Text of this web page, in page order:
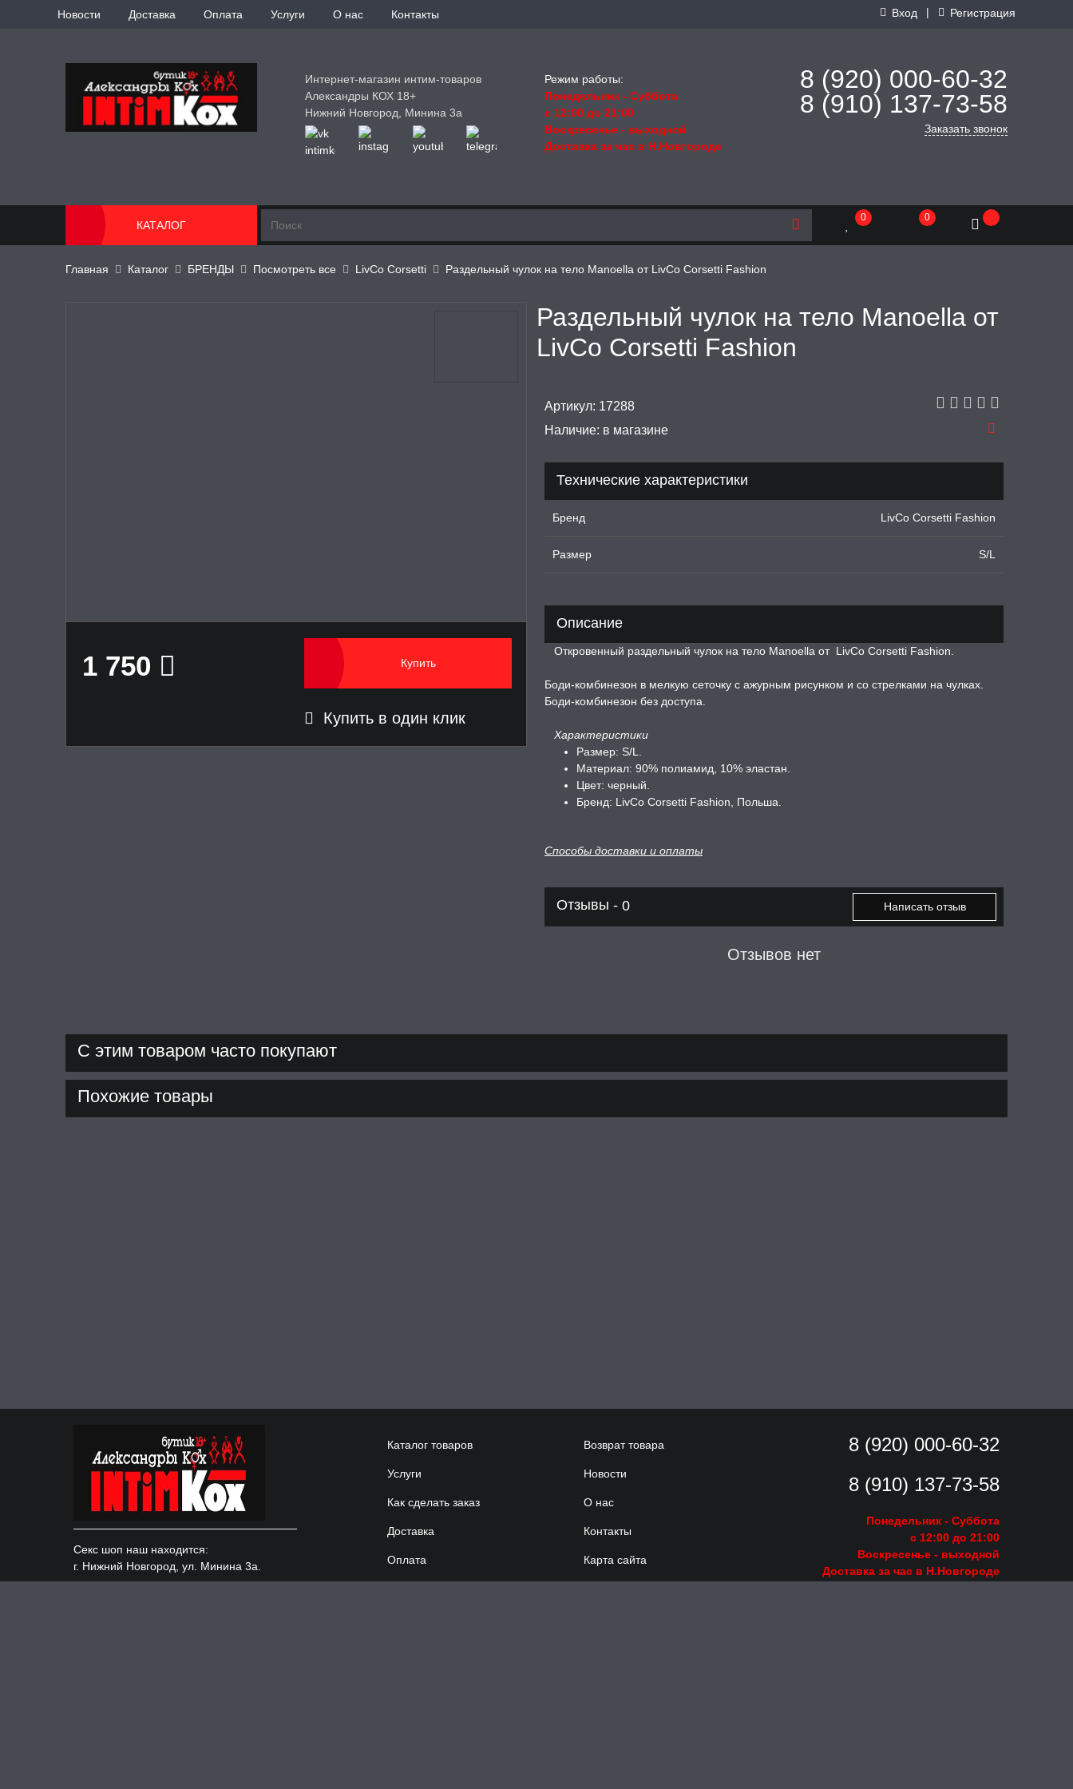
Новости Доставка Оплата Услуги О нас Контакты Вход | Регистрация
Интернет-магазин интим-товаров
Александры КОХ 18+
Нижний Новгород, Минина 3а
Режим работы:
Понедельник - Суббота
с 12:00 до 21:00
Воскресенье - выходной
Доставка за час в Н.Новгороде
8 (920) 000-60-32
8 (910) 137-73-58
Заказать звонок
КАТАЛОГ
0 0
Главная Каталог БРЕНДЫ Посмотреть все LivCo Corsetti Раздельный чулок на тело Manoella от LivCo Corsetti Fashion
Раздельный чулок на тело Manoella от
LivCo Corsetti Fashion
1 750 Купить
Купить в один клик
Артикул: 17288
Наличие: в магазине
Технические характеристики
Бренд LivCo Corsetti Fashion
Размер S/L
Описание
Откровенный раздельный чулок на тело Manoella от LivCo Corsetti Fashion.
Боди-комбинезон в мелкую сеточку с ажурным рисунком и со стрелками на чулках.
Боди-комбинезон без доступа.
Характеристики
Размер: S/L.
Материал: 90% полиамид, 10% эластан.
Цвет: черный.
Бренд: LivCo Corsetti Fashion, Польша.
Способы доставки и оплаты
Отзывы - 0 Написать отзыв
Отзывов нет
С этим товаром часто покупают
Похожие товары
Секс шоп наш находится:
г. Нижний Новгород, ул. Минина 3а.
Каталог товаров
Услуги
Как сделать заказ
Доставка
Оплата
Возврат товара
Новости
О нас
Контакты
Карта сайта
8 (920) 000-60-32
8 (910) 137-73-58
Понедельник - Суббота
с 12:00 до 21:00
Воскресенье - выходной
Доставка за час в Н.Новгороде